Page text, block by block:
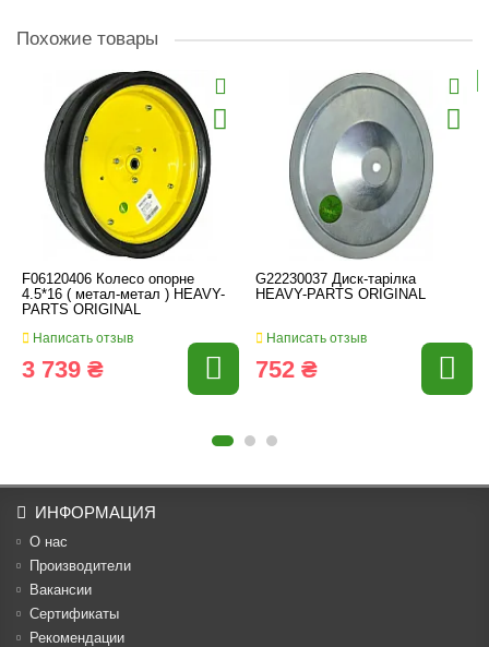
Похожие товары
F06120406 Колесо опорне
4.5*16 ( метал-метал ) HEAVY-
PARTS ORIGINAL
Написать отзыв
3 739 ₴
G22230037 Диск-тарілка
HEAVY-PARTS ORIGINAL
Написать отзыв
752 ₴
ИНФОРМАЦИЯ
О нас
Производители
Вакансии
Cертификаты
Рекомендации